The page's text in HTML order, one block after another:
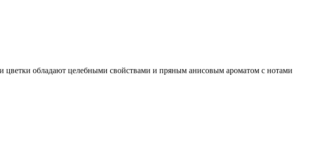
обладают целебными свойствами и пряным анисовым ароматом с нотами